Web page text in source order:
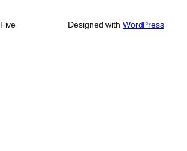
Designed with WordPress